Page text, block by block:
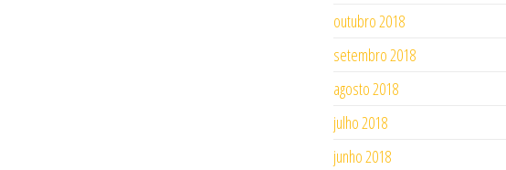
outubro 2018
setembro 2018
agosto 2018
julho 2018
junho 2018